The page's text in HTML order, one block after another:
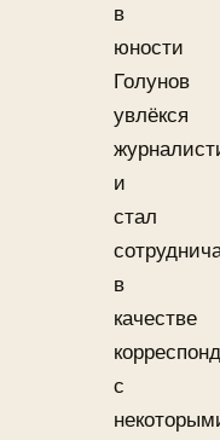
в
юности
Голунов
увлёкся
и
стал
в
качестве
с